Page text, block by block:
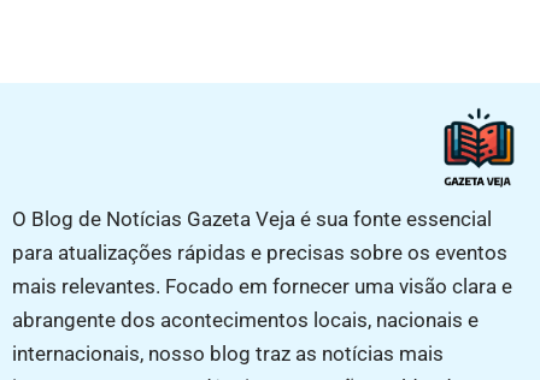
O Blog de Notícias Gazeta Veja é sua fonte essencial
para atualizações rápidas e precisas sobre os eventos
mais relevantes. Focado em fornecer uma visão clara e
abrangente dos acontecimentos locais, nacionais e
internacionais, nosso blog traz as notícias mais